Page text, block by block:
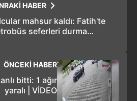
HABER
mahsur kaldı: Fatih'te
seferleri durma
ÖNCEKİ HABER
bitti: 1 ağır
yaralı | VİDEO